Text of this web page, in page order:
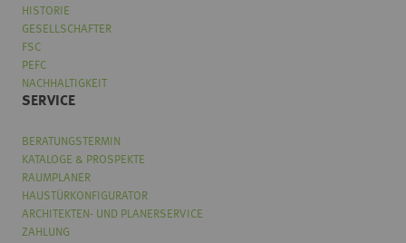
HISTORIE
GESELLSCHAFTER
FSC
PEFC
NACHHALTIGKEIT
SERVICE
BERATUNGSTERMIN
KATALOGE & PROSPEKTE
RAUMPLANER
HAUSTÜRKONFIGURATOR
ARCHITEKTEN- UND PLANERSERVICE
ZAHLUNG